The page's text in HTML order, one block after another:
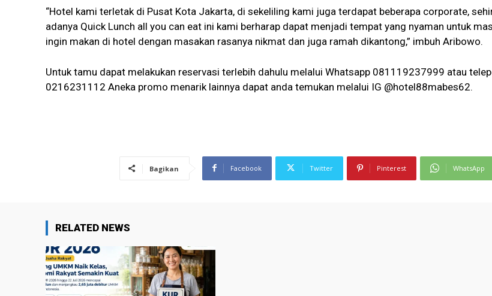
“Hotel kami terletak di Pusat Kota Jakarta, di sekeliling kami juga terdapat beberapa corporate,
adanya Quick Lunch all you can eat ini kami berharap dapat menjadi tempat yang nyaman untuk
ingin makan di hotel dengan masakan rasanya nikmat dan juga ramah dikantong,” imbuh Aribowo.
Untuk tamu dapat melakukan reservasi terlebih dahulu melalui Whatsapp 081119237999 atau
0216231112 Aneka promo menarik lainnya dapat anda temukan melalui IG @hotel88mabes62.
Bagikan Facebook Twitter Pinterest WhatsApp
RELATED NEWS